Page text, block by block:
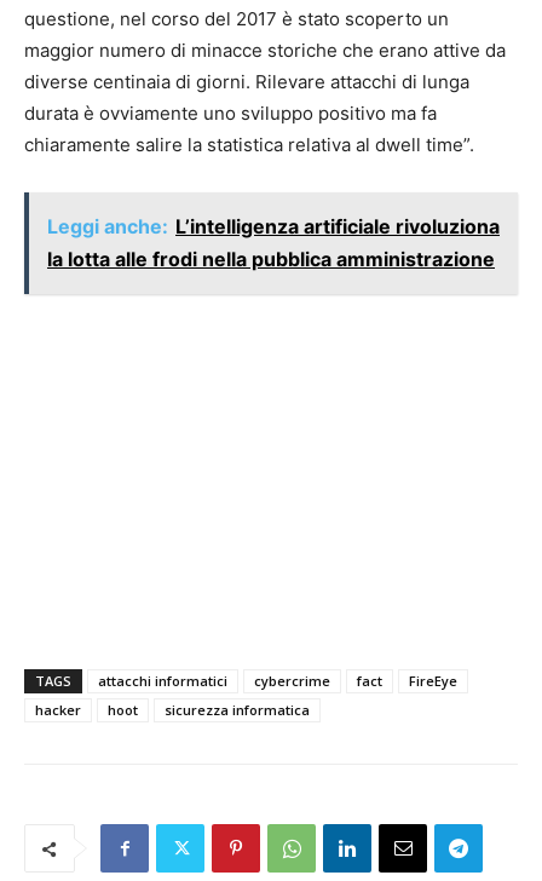
questione, nel corso del 2017 è stato scoperto un
maggior numero di minacce storiche che erano attive da
diverse centinaia di giorni. Rilevare attacchi di lunga
durata è ovviamente uno sviluppo positivo ma fa
chiaramente salire la statistica relativa al dwell time”.
Leggi anche: L’intelligenza artificiale rivoluziona
la lotta alle frodi nella pubblica amministrazione
TAGS attacchi informatici cybercrime fact
FireEye
hacker
hoot sicurezza informatica